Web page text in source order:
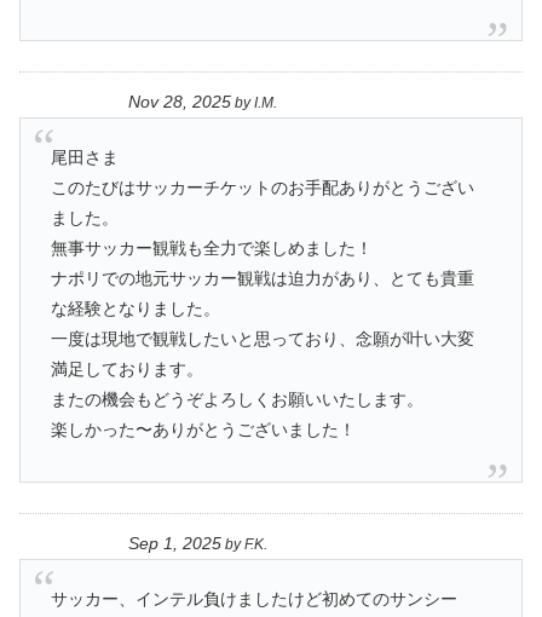
Nov 28, 2025 byI.M.
尾田さま
このたびはサッカーチケットのお手配ありがとうござい
ました。
無事サッカー観戦も全力で楽しめました！
ナポリでの地元サッカー観戦は迫力があり、とても貴重
な経験となりました。
一度は現地で観戦したいと思っており、念願が叶い大変
満足しております。
またの機会もどうぞよろしくお願いいたします。
楽しかった〜ありがとうございました！
Sep 1, 2025 byF.K.
サッカー、インテル負けましたけど初めてのサンシー